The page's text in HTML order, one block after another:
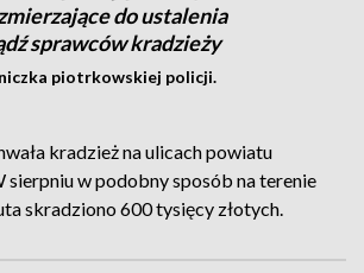
do ustalenia
sprawców kradzieży
piotrkowskiej policji.
kradzież na ulicach powiatu
w podobny sposób na terenie
skradziono 600 tysięcy złotych.